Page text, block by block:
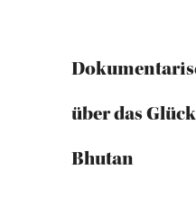
über das
Bhutan